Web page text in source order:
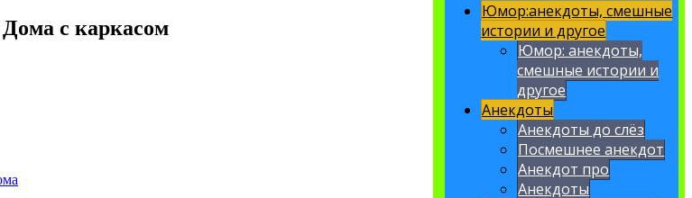
Дома с каркасом
Юмор:анекдоты, смешные
истории и другое
Юмор: анекдоты,
смешные истории и
другое
Анекдоты
Анекдоты до слёз
Посмешнее анекдот
Анекдот про
Анекдоты